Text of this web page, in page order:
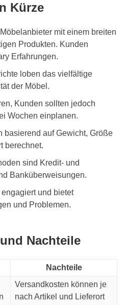
Kürze
mit einem breiten
Produkten. Kunden
Erfahrungen.
loben das vielfältige
der Möbel.
Kunden sollten jedoch
Wochen einplanen.
basierend auf Gewicht, Größe
berechnet.
sind Kredit- und
Banküberweisungen.
und bietet
und Problemen.
Nachteile
Nachteile
Versandkosten können je
nach Artikel und Lieferort